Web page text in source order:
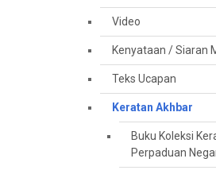
Video
Kenyataan / Siaran
Teks Ucapan
Keratan Akhbar
Buku Koleksi
Perpaduan